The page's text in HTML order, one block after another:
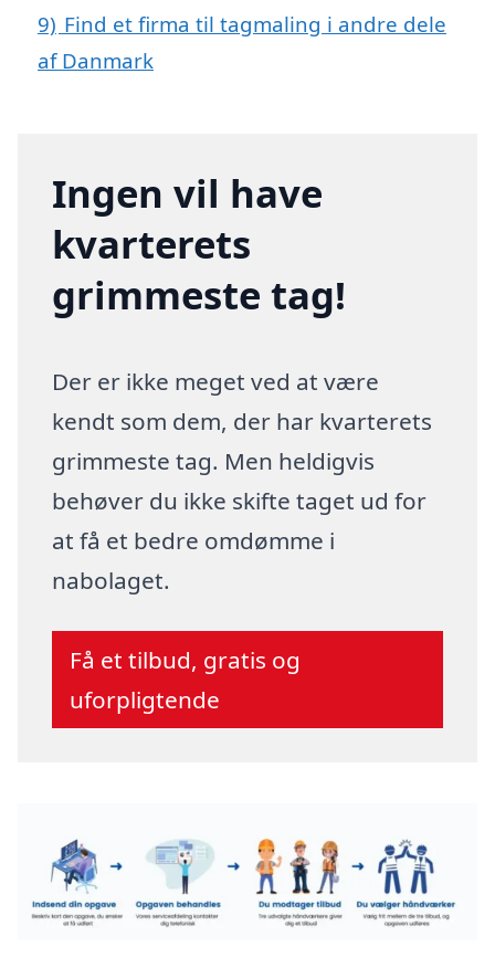
9) Find et firma til tagmaling i andre dele
af Danmark
Ingen vil have
kvarterets
grimmeste tag!
Der er ikke meget ved at være
kendt som dem, der har kvarterets
grimmeste tag. Men heldigvis
behøver du ikke skifte taget ud for
at få et bedre omdømme i
nabolaget.
Få et tilbud, gratis og
uforpligtende